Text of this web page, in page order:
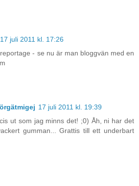
17 juli 2011 kl. 17:26
- se nu är man bloggvän med en
17 juli 2011 kl. 19:39
ut som jag minns det! ;0) Åh, ni har det
gumman... Grattis till ett underbart